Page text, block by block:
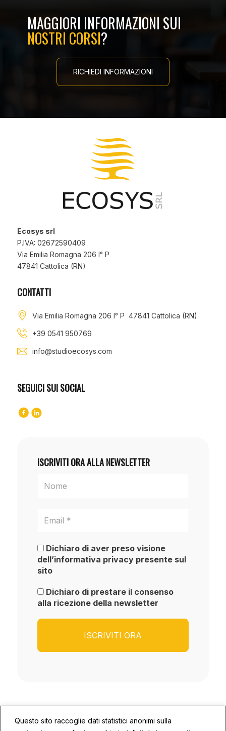
Questo sito raccoglie dati statistici anonimi sulla
MAGGIORI INFORMAZIONI SUI
NOSTRI CORSI?
RICHIEDI INFORMAZIONI
Ecosys srl
P.IVA: 02672590409
Via Emilia Romagna 206 I° P
47841 Cattolica (RN)
CONTATTI
Via Emilia Romagna 206 I° P 47841 Cattolica (RN)
+39 0541 950769
info@studioecosys.com
SEGUICI SUI SOCIAL
ISCRIVITI ORA ALLA NEWSLETTER
Dichiaro di aver preso visione
dell’informativa privacy presente sul
sito
Dichiaro di prestare il consenso
alla ricezione della newsletter